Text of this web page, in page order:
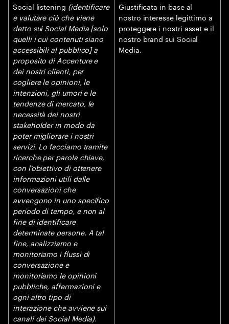
Social listening (identificare
e valutare ciò che viene
detto sui Social Media [solo
quelli i cui contenuti siano
accessibili al pubblico] a
proposito di Accenture e
dei nostri clienti, per
cogliere le opinioni, le
intenzioni, gli umori e le
tendenze di mercato, le
necessità dei nostri
stakeholder in modo da
poter migliorare i nostri
servizi. Lo facciamo tramite
ricerche per parola chiave,
con l’obiettivo di ottenere
informazioni utili dalle
conversazioni che
avvengono in uno specifico
periodo di tempo, e non al
fine di identificare
determinate persone. A tal
fine, analizziamo e
monitoriamo i flussi di
conversazione e
monitoriamo le opinioni
pubbliche, affermazioni e
ogni altro tipo di
interazione che avviene sui
canali dei Social Media).
Giustificata in base al
nostro interesse legittimo a
proteggere i nostri asset e il
nostro brand sui Social
Media.